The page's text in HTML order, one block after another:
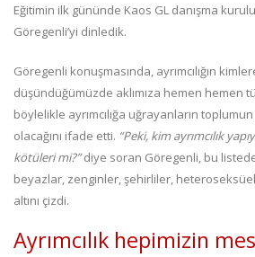
Eğitimin ilk gününde Kaos GL danışma
Göregenli’yi dinledik.
Göregenli konuşmasında, ayrımcılığın kimlere
düşündüğümüzde aklımıza hemen hemen
böylelikle ayrımcılığa uğrayanların
olacağını ifade etti. “Peki, kim ayrımcılık
kötüleri mi?”diye soran Göregenli, bu
beyazlar, zenginler, şehirliler,
altını çizdi.
Ayrımcılık hepimizin